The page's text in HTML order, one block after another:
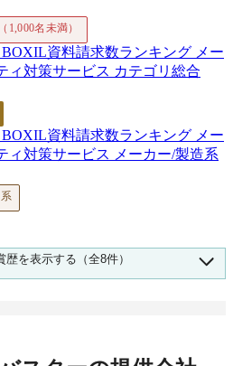
1,000名未満）
BOXIL資料請求数ランキング メー
ィ対策サービス カテゴリ総合
BOXIL資料請求数ランキング メー
ィ対策サービス メーカー/製造系
BOXIL資料請求数ランキング メー
ィ対策サービス IT/通信/インター
ィ対策サービス 金融/保険系 No.1
歴を表示する（全8件）